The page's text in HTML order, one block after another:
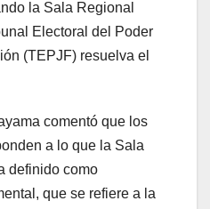
la Sala Regional
Electoral del Poder
(TEPJF) resuelva el
comentó que los
a lo que la Sala
definido como
que se refiere a la